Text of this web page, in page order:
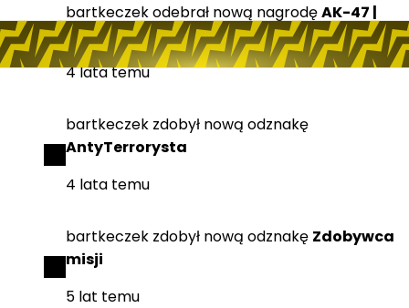
bartkeczekodebrał nową nagrodęAK-47 |
Niezbadany (FT)
4 lata temu
bartkeczek zdobył nową odznakę
AntyTerrorysta
4 lata temu
bartkeczek zdobył nową odznakę Zdobywca
misji
5 lat temu